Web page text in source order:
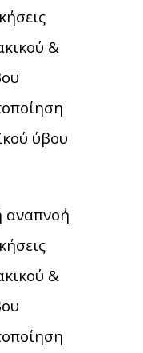
&
ύβου
αναπνοή
&